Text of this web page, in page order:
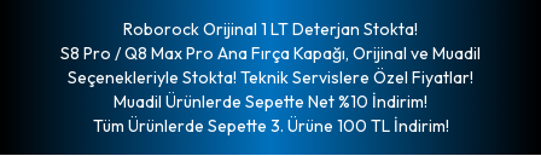
Roborock Orijinal 1 LT Deterjan Stokta!
S8 Pro / Q8 Max Pro Ana Fırça Kapağı, Orijinal ve Muadil
Seçenekleriyle Stokta! Teknik Servislere Özel Fiyatlar!
Muadil Ürünlerde Sepette Net %10 İndirim!
Tüm Ürünlerde Sepette 3. Ürüne 100 TL İndirim!